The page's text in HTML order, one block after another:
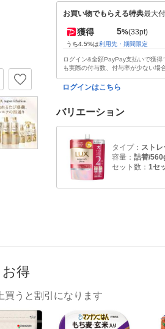
お買い物でもらえる特典最大
獲得 5%(33pt)
うち4.5%は利用先・期間限定
ログイン&全額PayPay支払いで獲
も実際の付与数、付与率が少ない場
ログインはこちら
バリエーション
タイプ： スト
容量： 詰替/
セット数： 1セ
得
買うと割引になります